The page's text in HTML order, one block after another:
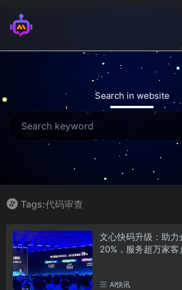
Search in website
Tags:代码审查
文心快码升级：助
20%，服务超万家客
AI快讯